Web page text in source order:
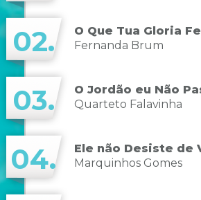
02.
O Que Tua Gloria
Fernanda Brum
03.
O Jordão eu Não
Quarteto Falavinha
04.
Ele não Desiste de
Marquinhos Gomes